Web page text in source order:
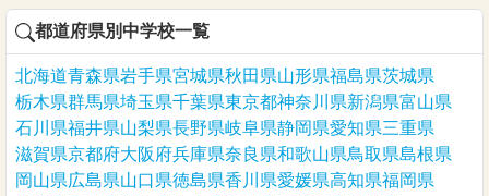
都道府県別中学校一覧
北海道青森県岩手県宮城県秋田県山形県福島県茨城県
栃木県群馬県埼玉県千葉県東京都神奈川県新潟県富山県
石川県福井県山梨県長野県岐阜県静岡県愛知県三重県
滋賀県京都府大阪府兵庫県奈良県和歌山県鳥取県島根県
岡山県広島県山口県徳島県香川県愛媛県高知県福岡県